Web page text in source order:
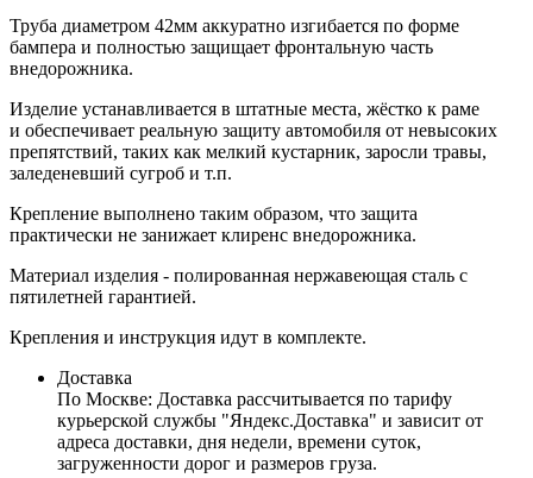
Труба диаметром 42мм аккуратно изгибается по форме
бампера и полностью защищает фронтальную часть
внедорожника.
Изделие устанавливается в штатные места, жёстко к раме
и обеспечивает реальную защиту автомобиля от невысоких
препятствий, таких как мелкий кустарник, заросли травы,
заледеневший сугроб и т.п.
Крепление выполнено таким образом, что защита
практически не занижает клиренс внедорожника.
Материал изделия - полированная нержавеющая сталь с
пятилетней гарантией.
Крепления и инструкция идут в комплекте.
Доставка
По Москве: Доставка рассчитывается по тарифу
курьерской службы "Яндекс.Доставка" и зависит от
адреса доставки, дня недели, времени суток,
загруженности дорог и размеров груза.